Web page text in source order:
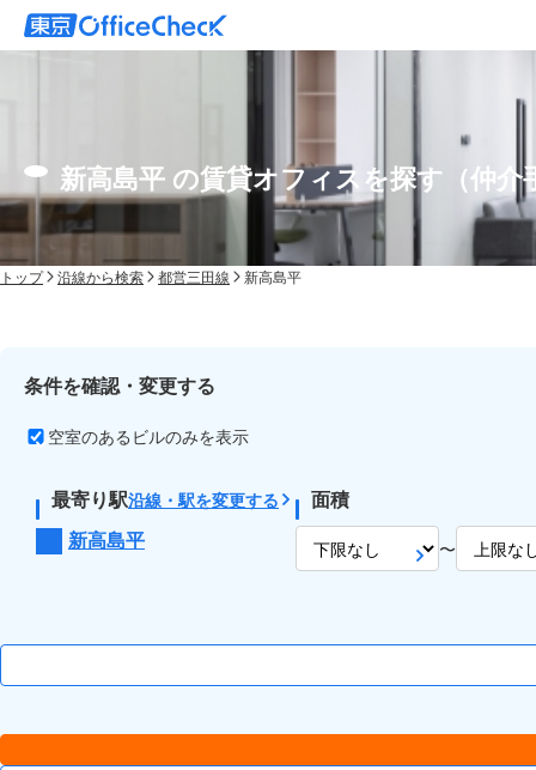
新高島平 の賃貸オフィスを探す（仲介
トップ 沿線から検索 都営三田線 新高島平
条件を確認・変更する
空室のあるビルのみを表示
最寄り駅沿線・駅を変更する
新高島平
面積
〜